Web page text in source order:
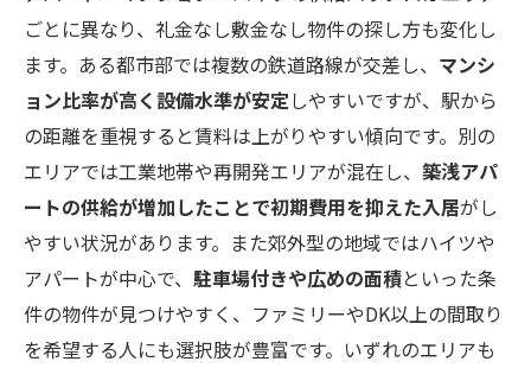
ごとに異なり、礼金なし敷金なし物件の探し方も変化し
ます。ある都市部では複数の鉄道路線が交差し、 マンシ
ョン比率が高く設備水準が安定しやすいですが、駅から
の距離を重視すると賃料は上がりやすい傾向です。別の
エリアでは工業地帯や再開発エリアが混在し、 築浅アパ
ートの供給が増加したことで初期費用を抑えた入居がし
やすい状況があります。また郊外型の地域ではハイツや
アパートが中心で、 駐車場付きや広めの面積といった条
件の物件が見つけやすく、ファミリーやDK以上の間取り
を希望する人にも選択肢が豊富です。いずれのエリアも